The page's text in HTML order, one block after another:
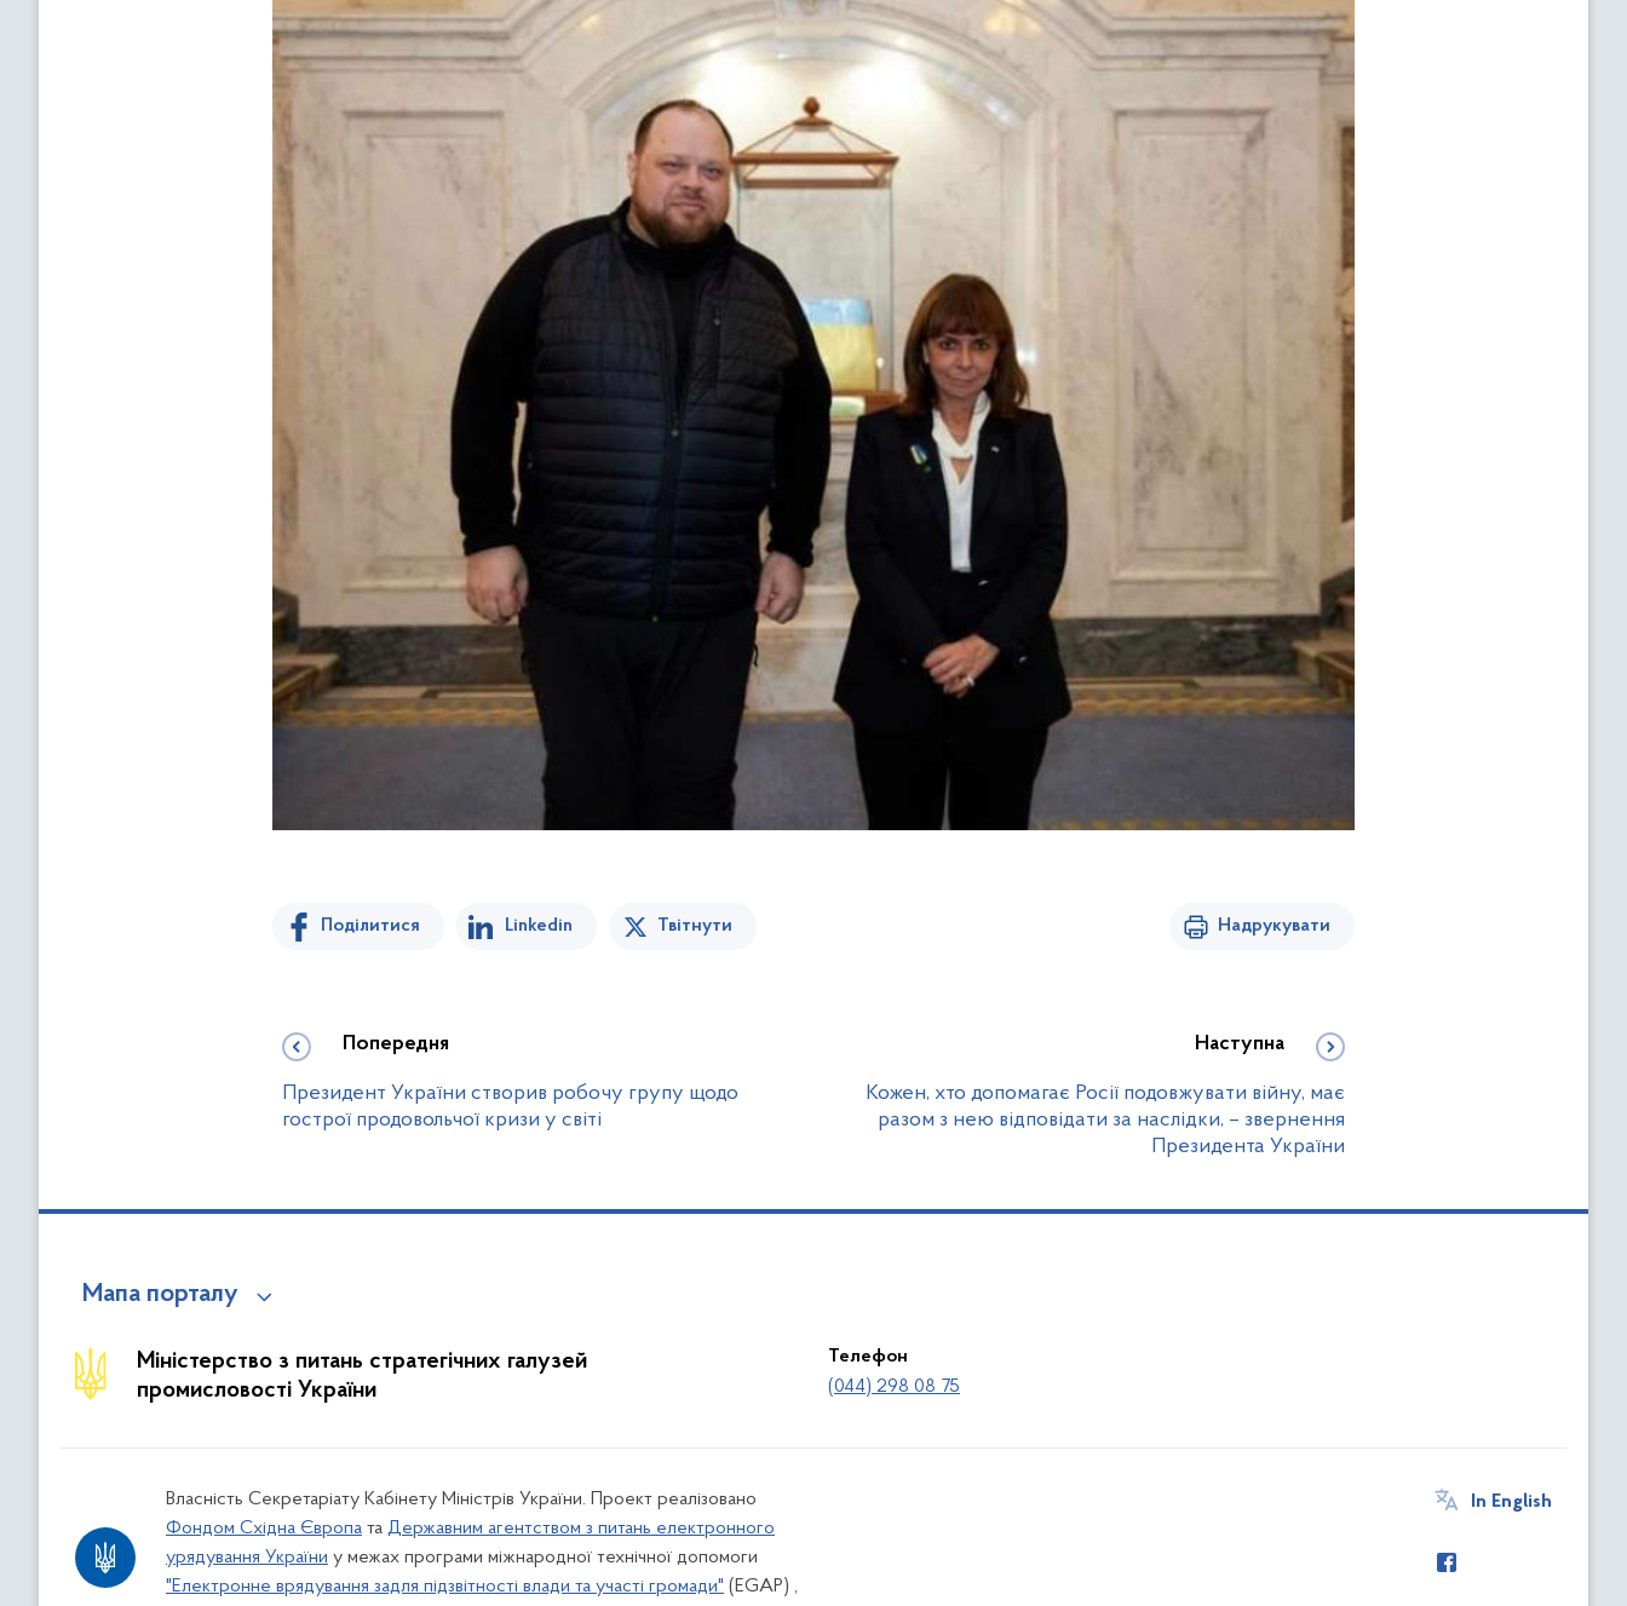
Поділитися Linkedin Твітнути Надрукувати
Попередня
Президент України створив робочу групу щодо
гострої продовольчої кризи у світі
Наступна
Кожен, хто допомагає Росії подовжувати війну, має
разом з нею відповідати за наслідки, – звернення
Президента України
Мапа порталу
Міністерство з питань стратегічних галузей
промисловості України
Телефон
(044) 298 08 75
Власність Секретаріату Кабінету Міністрів України. Проект реалізовано
Фондом Східна Європа та Державним агентством з питань електронного
урядування України у межах програми міжнародної технічної допомоги
"Електронне врядування задля підзвітності влади та участі громади" (EGAP) ,
In English